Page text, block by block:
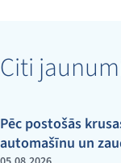
Citi
Pēc postošās
automašīnu un